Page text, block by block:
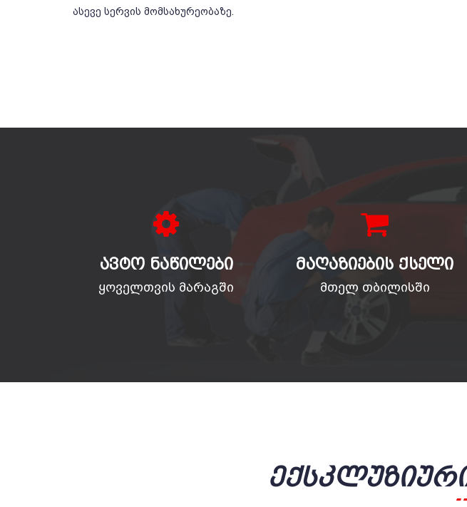
ასევე სერვის მომსახურეობაზე.
ᲐᲕᲢᲝ ᲜᲐᲬᲘᲚᲔᲑᲘ
ყოველთვის მარაგში
ᲛᲐᲦᲐᲖᲘᲔᲑᲘᲡ ᲥᲡᲔᲚᲘ
მთელ თბილისში